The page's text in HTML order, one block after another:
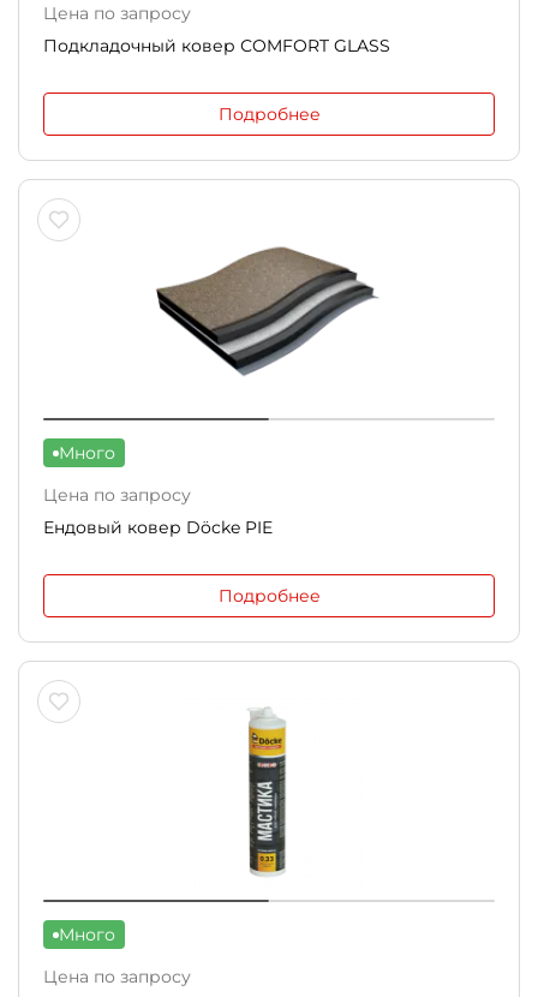
Цена по запросу
Подкладочный ковер СOMFORT GLASS
Подробнее
Много
Цена по запросу
Ендовый ковер Döcke PIE
Подробнее
Много
Цена по запросу